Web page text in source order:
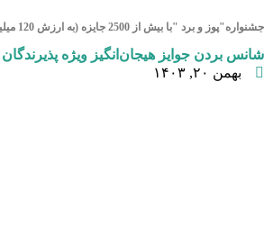
جشنواره"پوز و برد "با بیش از 2500 جایزه (به ارزش 120 میلیارد ریال):
شانس بردن جوایز هیجان‌انگیز ویژه
بهمن ۲۰, ۱۴۰۳